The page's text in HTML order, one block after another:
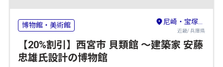
博物館・美術館 尼崎・宝塚・三田・篠山
近畿/ 兵庫県
【20%割引】西宮市 貝類館 ～建築家 安藤
忠雄氏設計の博物館